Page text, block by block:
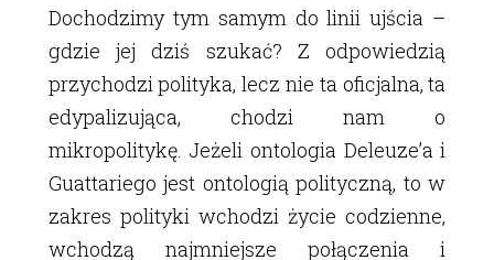
Dochodzimy tym samym do linii ujścia –
gdzie jej dziś szukać? Z odpowiedzią
przychodzi polityka, lecz nie ta oficjalna, ta
edypalizująca, chodzi nam o
mikropolitykę. Jeżeli ontologia Deleuzeʼa i
Guattariego jest ontologią polityczną, to w
zakres polityki wchodzi życie codzienne,
wchodzą najmniejsze połączenia i